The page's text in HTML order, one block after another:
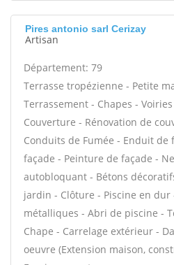
Pires antonio sarl Cerizay
Artisan
Département: 79
Terrasse tropézienne - Petite
Terrassement - Chapes -
Couverture - Rénovation de
Conduits de Fumée - Enduit de
façade - Peinture de façade -
autobloquant - Bétons
jardin - Clôture - Piscine en dur
métalliques - Abri de piscine -
Chape - Carrelage extérieur -
oeuvre (Extension maison,